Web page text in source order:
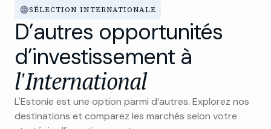
SÉLECTION INTERNATIONALE
D’autres opportunités
d’investissement à
l'International
L'Estonie est une option parmi d’autres. Explorez nos
destinations et comparez les marchés selon votre